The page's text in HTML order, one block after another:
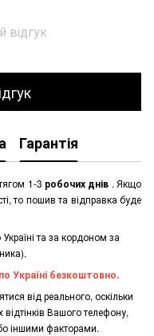
відгук
Гарантія
1-3 робочих днів . Якщо
то пошив та відправка буде
та за кордоном за
Україні безкоштовно.
від реального, оскільки
Вашого телефону,
іншими факторами.